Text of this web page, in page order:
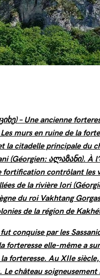
– Une ancienne
murs en ruine de la
la citadelle principale du
(Géorgien: ალაზანი). À
contrôlant les
de la rivière Iori
du roi Vakhtang
de la région de
conquise par les
elle-même a
forteresse. Au XIIe
château soigneusement